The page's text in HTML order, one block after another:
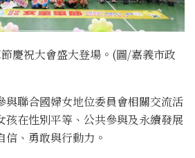
慶祝大會盛大登場。(圖/嘉義市政
與聯合國婦女地位委員會相關交流活
孩在性別平等、公共參與及永續發展
信、勇敢與行動力。